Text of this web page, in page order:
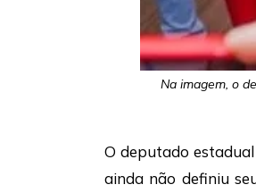
Na imagem, o
O deputado estadual
ainda não definiu